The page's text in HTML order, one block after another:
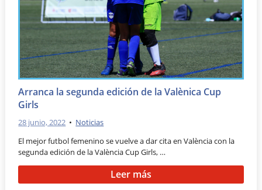
Arranca la segunda edición de la Valènica Cup
Girls
28 junio, 2022 • Noticias
El mejor futbol femenino se vuelve a dar cita en València con la
segunda edición de la València Cup Girls, …
Leer más